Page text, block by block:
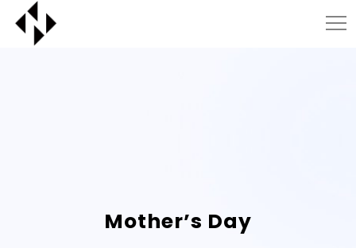
Mother’s Day